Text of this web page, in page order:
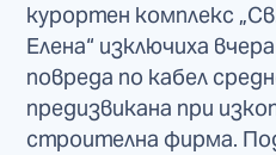
курортен комплекс
Елена“ изключиха
повреда по кабел
предизвикана при
строителна фирма.